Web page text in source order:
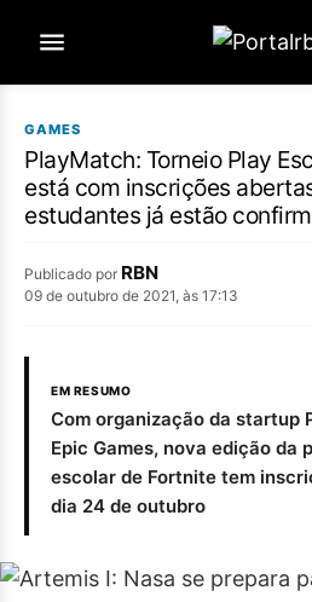
GAMES
PlayMatch: Torneio Play
está com inscrições
estudantes já estão
Publicado por RBN
09 de outubro de 2021, às 17:13
EM RESUMO
Com organização da startup
Epic Games, nova edição da
escolar de Fortnite tem
dia 24 de outubro